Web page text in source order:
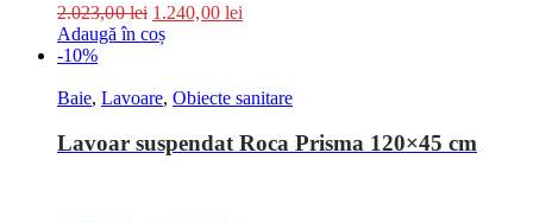
2.023,00lei 1.240,00 lei
Adaugă în coș
-10%
Baie, Lavoare, Obiecte sanitare
Lavoar suspendat Roca Prisma 120×45 cm